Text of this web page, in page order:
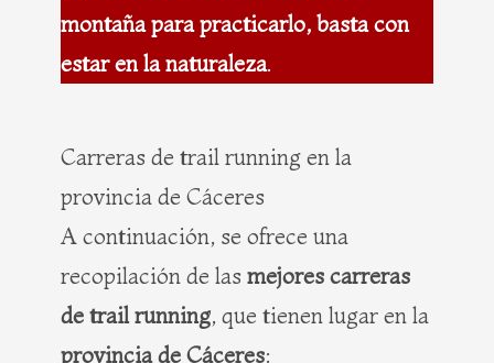
montaña para practicarlo, basta con
estar en la naturaleza.
Carreras de trail running en la
provincia de Cáceres
A continuación, se ofrece una
recopilación de las mejores carreras
de trail running, que tienen lugar en la
provincia de Cáceres: